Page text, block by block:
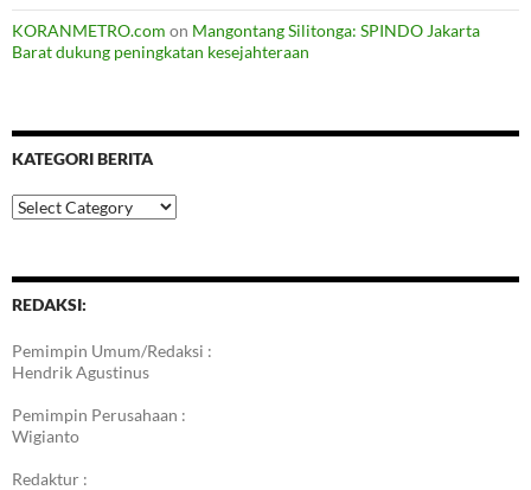
KORANMETRO.com on Mangontang Silitonga: SPINDO Jakarta
Barat dukung peningkatan kesejahteraan
KATEGORI BERITA
Kategori
Berita
REDAKSI:
Pemimpin Umum/Redaksi :
Hendrik Agustinus
Pemimpin Perusahaan :
Wigianto
Redaktur :